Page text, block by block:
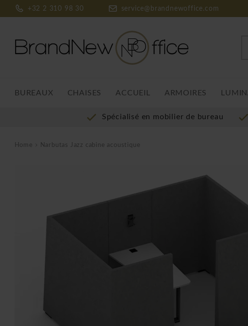
+32 2 310 98 30 service@brandnewoffice.com
BUREAUX CHAISES ACCUEIL ARMOIRES
Spécialisé en mobilier de bureau
Home Narbutas Jazz cabine acoustique